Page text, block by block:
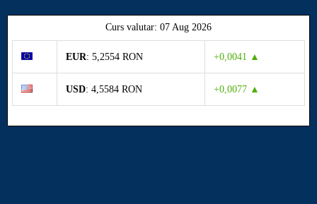
Curs valutar: 07 Aug 2026
EUR: 5,2554 RON +0,0041 ▲
USD: 4,5584 RON +0,0077 ▲